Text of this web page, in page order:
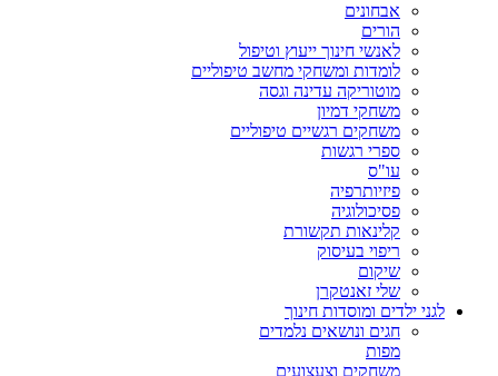
אבחונים
הורים
לאנשי חינוך ייעוץ וטיפול
לומדות ומשחקי מחשב טיפוליים
מוטוריקה עדינה וגסה
משחקי דמיון
משחקים רגשיים טיפוליים
ספרי רגשות
עו"ס
פיזיותרפיה
פסיכולוגיה
קלינאות תקשורת
ריפוי בעיסוק
שיקום
שלי זאנטקרן
לגני ילדים ומוסדות חינוך
חגים ונושאים נלמדים
מפות
משחקים וצעצועים